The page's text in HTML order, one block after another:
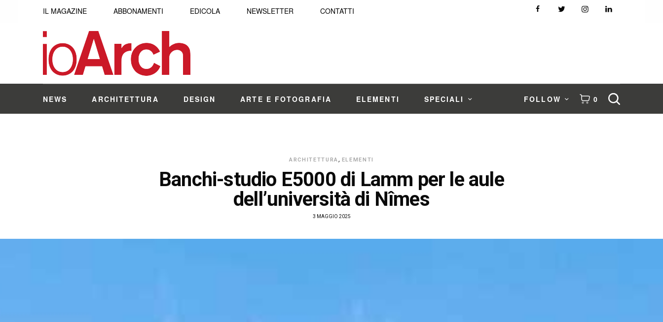
IL MAGAZINE ABBONAMENTI EDICOLA NEWSLETTER CONTATTI
NEWS ARCHITETTURA DESIGN ARTE E FOTOGRAFIA ELEMENTI SPECIALI FOLLOW 0
ARCHITETTURA, ELEMENTI
Banchi-studio E5000 di Lamm per le aule
dell’università di Nîmes
3 MAGGIO 2025